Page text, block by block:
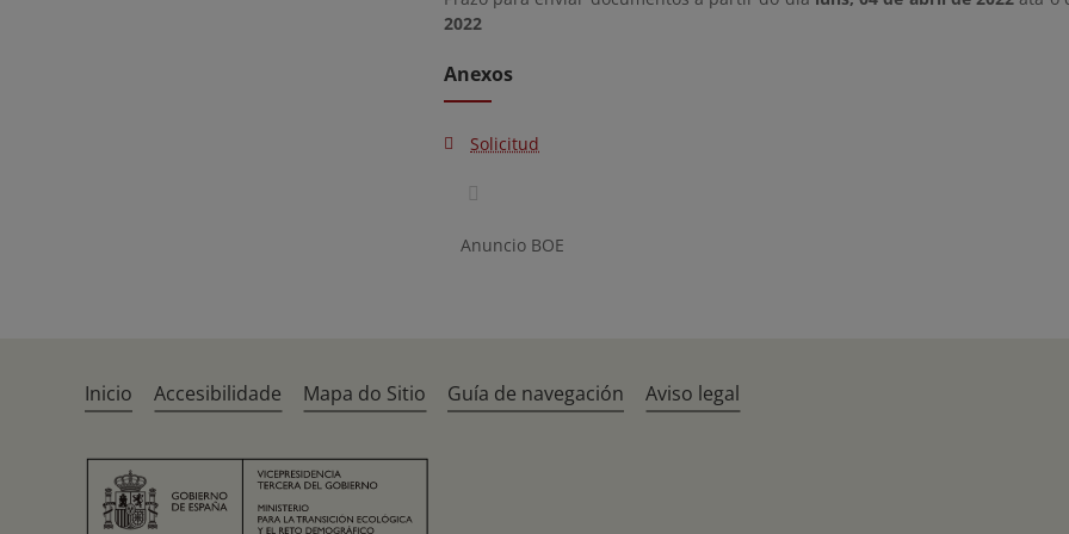
2022
Anexos
Solicitud
Anuncio BOE
Inicio Accesibilidade Mapa do Sitio Guía de navegación Aviso legal